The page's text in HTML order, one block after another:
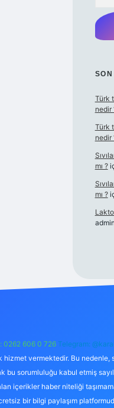
Türk
nedir
Türk
nedir
mı ?
mı ?
admin
0262 606 0 726 Telegram:
hizmet vermektedir. Bu
sorumluluğu kabul etmiş
içerikler haber niteliği
bir bilgi paylaşım